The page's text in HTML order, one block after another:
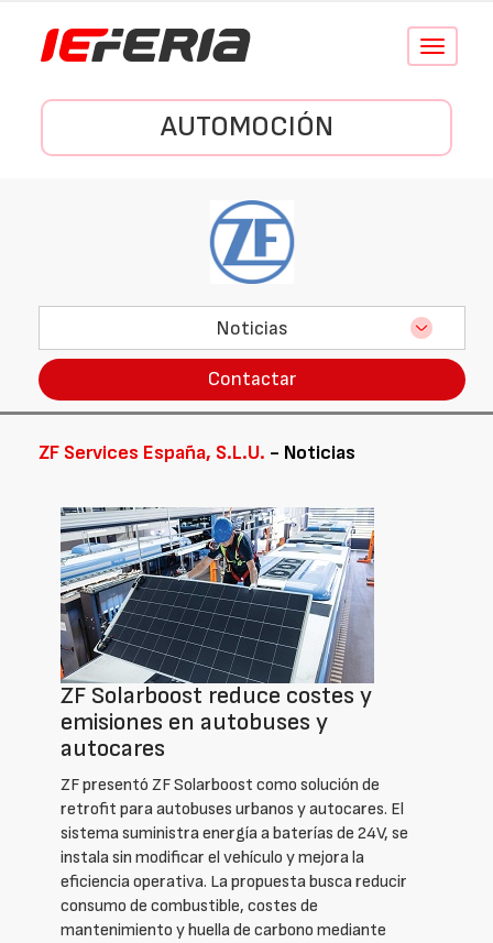
Conmutar
AUTOMOCIÓN
Noticias
Contactar
ZF Services España, S.L.U. - Noticias
ZF Solarboost reduce costes y
emisiones en autobuses y
autocares
ZF presentó ZF Solarboost como solución de
retrofit para autobuses urbanos y autocares. El
sistema suministra energía a baterías de 24V, se
instala sin modificar el vehículo y mejora la
eficiencia operativa. La propuesta busca reducir
consumo de combustible, costes de
mantenimiento y huella de carbono mediante